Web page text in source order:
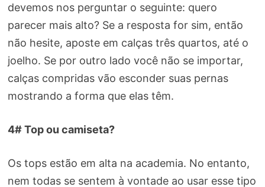
devemos nos perguntar o seguinte: quero
parecer mais alto? Se a resposta for sim, então
não hesite, aposte em calças três quartos, até o
joelho. Se por outro lado você não se importar,
calças compridas vão esconder suas pernas
mostrando a forma que elas têm.
4# Top ou camiseta?
Os tops estão em alta na academia. No entanto,
nem todas se sentem à vontade ao usar esse tipo